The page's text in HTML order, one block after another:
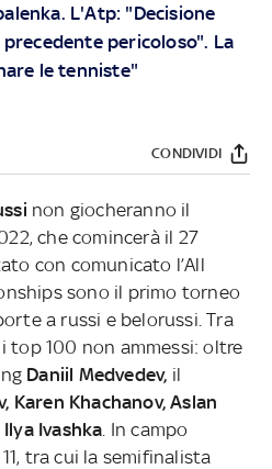
L'Atp: "Decisione
pericoloso". La
le tenniste"
CONDIVIDI
non giocheranno il
che comincerà il 27
con comunicato l’All
sono il primo torneo
a russi e belorussi. Tra
top 100 non ammessi: oltre
Daniil Medvedev, il
Karen Khachanov, Aslan
Ilya Ivashka . In campo
tra cui la semifinalista